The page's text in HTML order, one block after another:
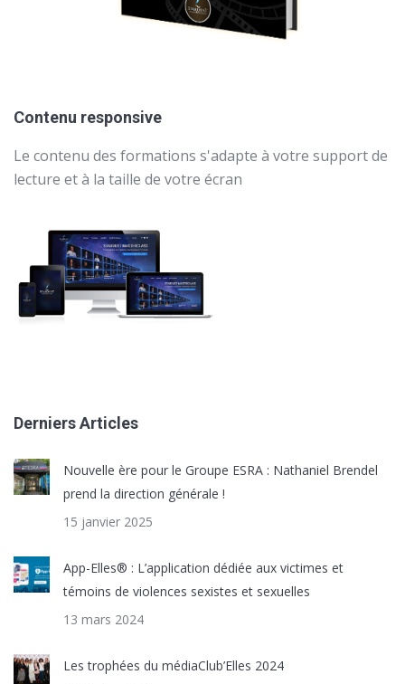
Contenu responsive
Le contenu des formations s'adapte à votre support de
lecture et à la taille de votre écran
Derniers Articles
Nouvelle ère pour le Groupe ESRA : Nathaniel Brendel
prend la direction générale !
15 janvier 2025
App-Elles® : L’application dédiée aux victimes et
témoins de violences sexistes et sexuelles
13 mars 2024
Les trophées du médiaClub’Elles 2024